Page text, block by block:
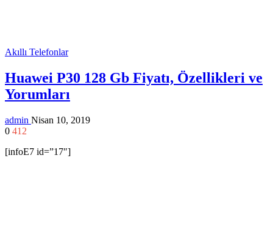
Akıllı Telefonlar
Huawei P30 128 Gb Fiyatı, Özellikleri ve
Yorumları
admin Nisan 10, 2019
0 412
[infoE7 id=”17″]